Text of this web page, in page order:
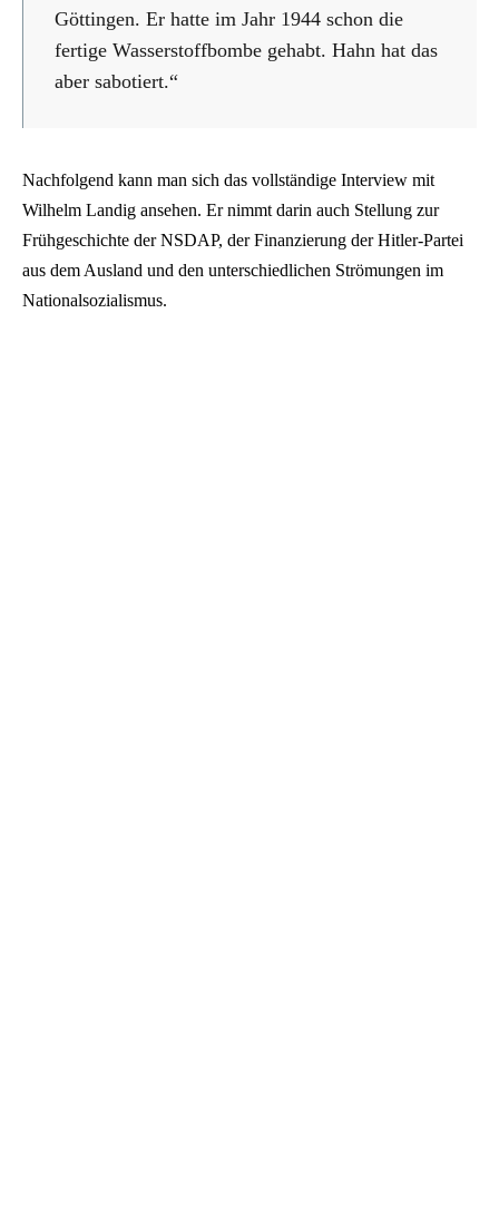
Göttingen. Er hatte im Jahr 1944 schon die
fertige Wasserstoffbombe gehabt. Hahn hat das
aber sabotiert.“
Nachfolgend kann man sich das vollständige Interview mit
Wilhelm Landig ansehen. Er nimmt darin auch Stellung zur
Frühgeschichte der NSDAP, der Finanzierung der Hitler-Partei
aus dem Ausland und den unterschiedlichen Strömungen im
Nationalsozialismus.